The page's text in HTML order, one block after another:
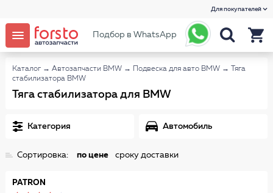
Для покупателей
Подбор в WhatsApp
Каталог → Автозапчасти BMW → Подвеска для авто BMW →
Тяга
стабилизатора BMW
Тяга стабилизатора для BMW
Категория Автомобиль
Сортировка: по цене сроку доставки
PATRON